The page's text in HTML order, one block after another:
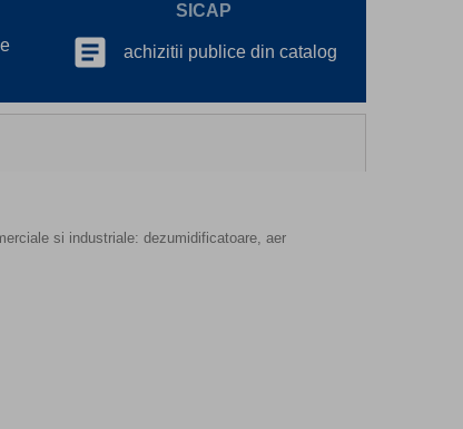
SICAP
article achizitii publice din catalog
si industriale: dezumidificatoare, aer